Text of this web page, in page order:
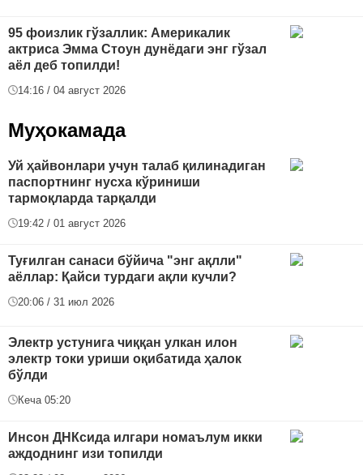
95 фоизлик гўзаллик: Америкалик
актриса Эмма Стоун дунёдаги энг гўзал
аёл деб топилди!
14:16 / 04 август 2026
Муҳокамада
Уй ҳайвонлари учун талаб қилинадиган
паспортнинг нусха кўриниши
тармоқларда тарқалди
19:42 / 01 август 2026
Туғилган санаси бўйича "энг ақлли"
аёллар: Қайси турдаги ақли кучли?
20:06 / 31 июл 2026
Электр устунига чиққан улкан илон
электр токи уриши оқибатида ҳалок
бўлди
Кеча 05:20
Инсон ДНКсида илгари номаълум икки
аждоднинг изи топилди